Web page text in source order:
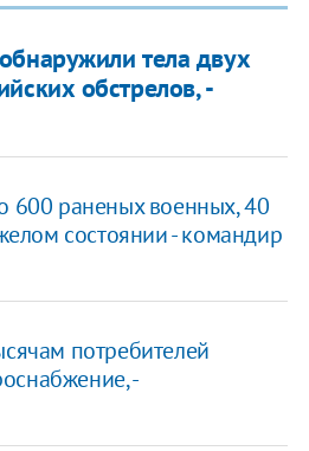
тела двух
обстрелов, -
600 раненых военных, 40
состоянии - командир
потребителей
-